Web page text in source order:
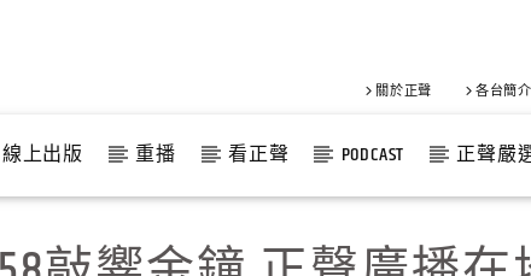
關於正聲 各台簡介
線上出版 重播 看正聲 PODCAST 正聲嚴